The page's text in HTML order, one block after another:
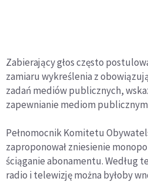
Zabierający głos często
zamiaru wykreślenia z
zadań mediów publicznych,
zapewnianie mediom
Pełnomocnik Komitetu
zaproponował zniesienie
ściąganie abonamentu. Według
radio i telewizję można byłoby